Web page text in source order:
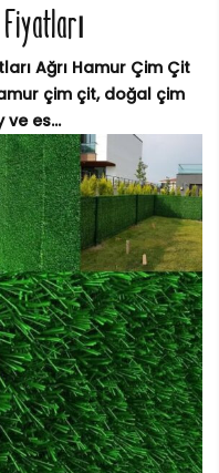
Ağrı Hamur Çim Çit
çim çit, doğal çim
ve es...